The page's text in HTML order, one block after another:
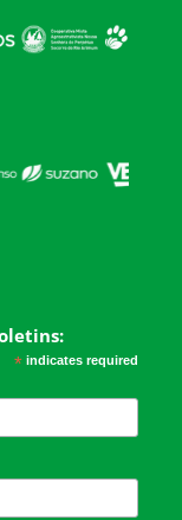
*indicates required